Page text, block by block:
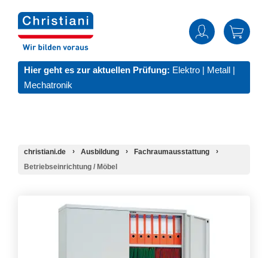
Hier geht es zur aktuellen Prüfung: Elektro | Metall |
Mechatronik
christiani.de Ausbildung
Fachraumausstattung
Betriebseinrichtung / Möbel